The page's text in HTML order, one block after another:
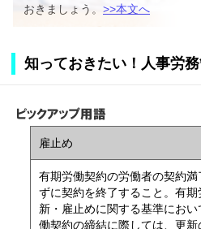
おきましょう。 >>本文へ
知っておきたい！人事労
雇止め
有期労働契約の労働者の契約
ずに契約を終了すること。有
新・雇止めに関する基準にお
働契約の締結に際しては、更新